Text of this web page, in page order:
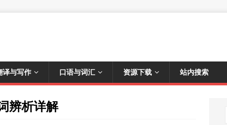
译与写作 口语与词汇 资源下载 站内搜索
辨析详解